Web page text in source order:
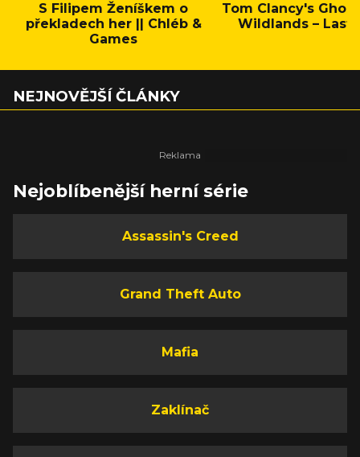
S Filipem Ženíškem o
překladech her || Chléb &
Games
Tom Clancy's
Wildlands – Last
NEJNOVĚJŠÍ ČLÁNKY
Nejoblíbenější herní série
Assassin's Creed
Grand Theft Auto
Mafia
Zaklínač